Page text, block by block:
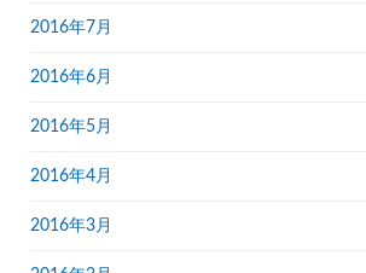
2016年7月
2016年6月
2016年5月
2016年4月
2016年3月